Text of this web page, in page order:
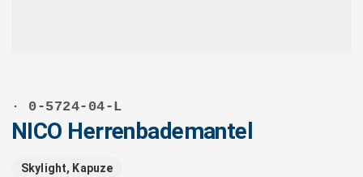
· 0-5724-04-L
NICO Herrenbademantel
Skylight, Kapuze